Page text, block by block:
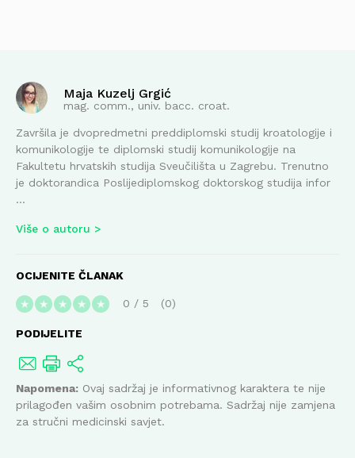
Maja Kuzelj Grgić
mag. comm., univ. bacc. croat.
Završila je dvopredmetni preddiplomski studij kroatologije i
komunikologije te diplomski studij komunikologije na
Fakultetu hrvatskih studija Sveučilišta u Zagrebu. Trenutno
je doktorandica Poslijediplomskog doktorskog studija infor
...
Više o autoru
OCIJENITE ČLANAK
★ ★ ★ ★ ★ 0 / 5 0
PODIJELITE
Napomena: Ovaj sadržaj je informativnog karaktera te nije
prilagođen vašim osobnim potrebama. Sadržaj nije zamjena
za stručni medicinski savjet.